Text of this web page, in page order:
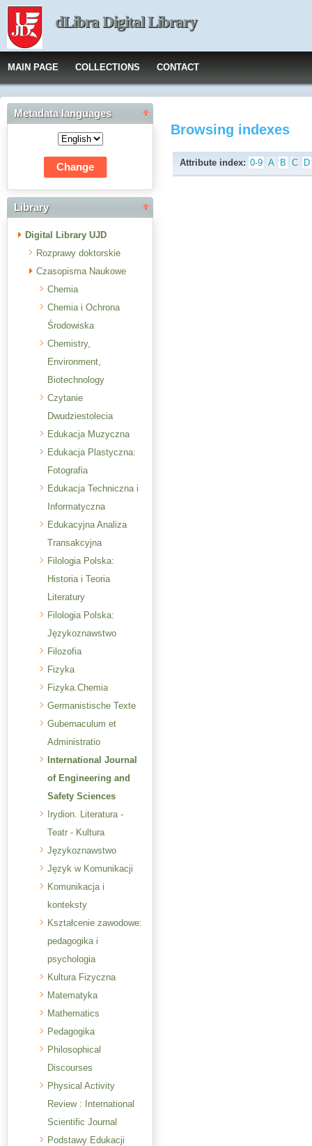
dLibra Digital Library
MAIN PAGE COLLECTIONS CONTACT
Metadata languages
Library
Digital Library UJD
Rozprawy doktorskie
Czasopisma Naukowe
Chemia
Chemia i Ochrona
Środowiska
Chemistry,
Environment,
Biotechnology
Czytanie
Dwudziestolecia
Edukacja Muzyczna
Edukacja Plastyczna:
Fotografia
Edukacja Techniczna i
Informatyczna
Edukacyjna Analiza
Transakcyjna
Filologia Polska:
Historia i Teoria
Literatury
Filologia Polska:
Językoznawstwo
Filozofia
Fizyka
Fizyka.Chemia
Germanistische Texte
Gubernaculum et
Administratio
International Journal
of Engineering and
Safety Sciences
Irydion. Literatura -
Teatr - Kultura
Językoznawstwo
Język w Komunikacji
Komunikacja i
konteksty
Kształcenie zawodowe:
pedagogika i
psychologia
Kultura Fizyczna
Matematyka
Mathematics
Pedagogika
Philosophical
Discourses
Physical Activity
Review : International
Scientific Journal
Podstawy Edukacji
Browsing indexes
Attribute index: 0-9 A B C D